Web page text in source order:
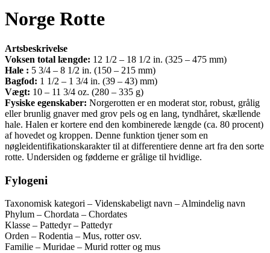
Norge Rotte
Artsbeskrivelse
Voksen total længde: 12 1/2 – 18 1/2 in. (325 – 475 mm)
Hale : 5 3/4 – 8 1/2 in. (150 – 215 mm)
Bagfod: 1 1/2 – 1 3/4 in. (39 – 43) mm)
Vægt: 10 – 11 3/4 oz. (280 – 335 g)
Fysiske egenskaber: Norgerotten er en moderat stor, robust, grålig
eller brunlig gnaver med grov pels og en lang, tyndhåret, skællende
hale. Halen er kortere end den kombinerede længde (ca. 80 procent)
af hovedet og kroppen. Denne funktion tjener som en
nøgleidentifikationskarakter til at differentiere denne art fra den sorte
rotte. Undersiden og fødderne er grålige til hvidlige.
Fylogeni
Taxonomisk kategori – Videnskabeligt navn – Almindelig navn
Phylum – Chordata – Chordates
Klasse – Pattedyr – Pattedyr
Orden – Rodentia – Mus, rotter osv.
Familie – Muridae – Murid rotter og mus